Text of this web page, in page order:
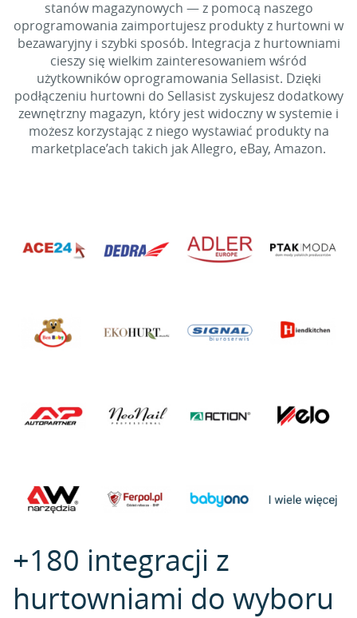
stanów magazynowych — z pomocą naszego
oprogramowania zaimportujesz produkty z hurtowni w
bezawaryjny i szybki sposób. Integracja z hurtowniami
cieszy się wielkim zainteresowaniem wśród
użytkowników oprogramowania Sellasist. Dzięki
podłączeniu hurtowni do Sellasist zyskujesz dodatkowy
zewnętrzny magazyn, który jest widoczny w systemie i
możesz korzystając z niego wystawiać produkty na
marketplace’ach takich jak Allegro, eBay, Amazon.
+180 integracji z
hurtowniami do wyboru